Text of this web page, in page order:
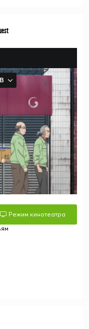
Режим кинотеатра